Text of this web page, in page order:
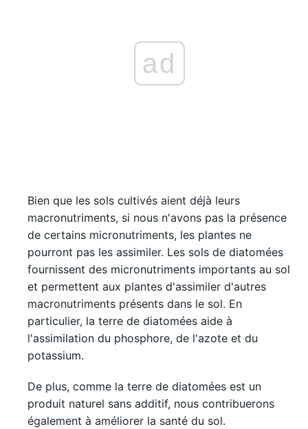
ad
Bien que les sols cultivés aient déjà leurs
macronutriments, si nous n'avons pas la présence
de certains micronutriments, les plantes ne
pourront pas les assimiler. Les sols de diatomées
fournissent des micronutriments importants au sol
et permettent aux plantes d'assimiler d'autres
macronutriments présents dans le sol. En
particulier, la terre de diatomées aide à
l'assimilation du phosphore, de l'azote et du
potassium.
De plus, comme la terre de diatomées est un
produit naturel sans additif, nous contribuerons
également à améliorer la santé du sol.